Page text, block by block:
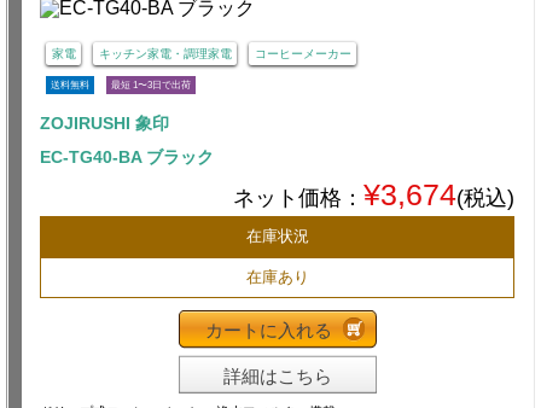
家電 キッチン家電・調理家電 コーヒーメーカー
送料無料 最短 1〜3日で出荷
ZOJIRUSHI 象印
EC-TG40-BA ブラック
ネット価格： ¥3,674(税込)
在庫状況
在庫あり
カートに入れる
詳細はこちら